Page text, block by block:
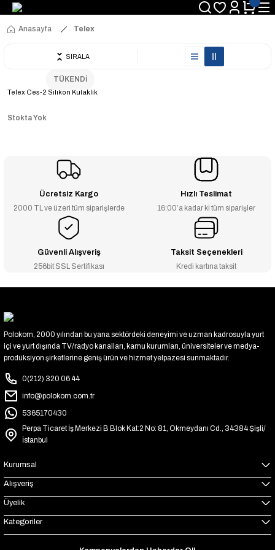
Anasayfa Telex
SIRALA
TÜKENDİ
Telex Ces-2 Silikon Kulaklık
Stokta Yok
Ücretsiz Kargo
2000 TL ve üzeri tüm siparişlerde
Hızlı Teslimat
16:00’a kadar ki tüm siparişler
Güvenli Alışveriş
256bit SSL Sertifikası
Taksit Seçenekleri
Kredi kartına taksit
Polokom, 2000 yılından bu yana sektördeki deneyimi ve uzman kadrosuyla yurt
içi ve yurt dışında TV/radyo kanalları, kamu kurumları, üniversiteler ve medya-
prodüksiyon şirketlerine geniş ürün ve hizmet yelpazesi sunmaktadır.
0(212) 320 06 44
info@polokom.com.tr
5365170430
Perpa Ticaret İş Merkezi B Blok Kat:2 No: 81, Okmeydanı Cd., 34384 Şişli/
İstanbul
Kurumsal
Alışveriş
Üyelik
Kategoriler